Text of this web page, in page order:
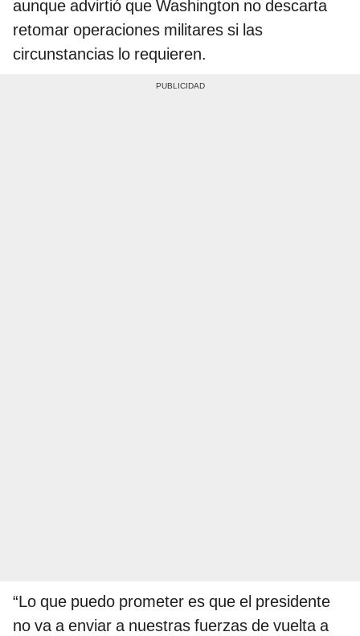
aunque advirtió que Washington no descarta
retomar operaciones militares si las
circunstancias lo requieren.
“Lo que puedo prometer es que el presidente
no va a enviar a nuestras fuerzas de vuelta a